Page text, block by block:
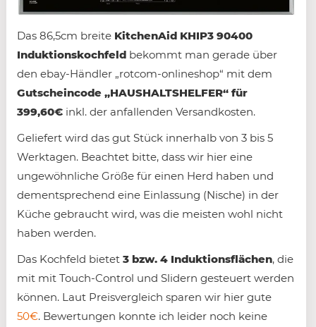
Das 86,5cm breite KitchenAid KHIP3 90400
Induktionskochfeld bekommt man gerade über
den ebay-Händler „rotcom-onlineshop“ mit dem
Gutscheincode „HAUSHALTSHELFER“ für
399,60€ inkl. der anfallenden Versandkosten.
Geliefert wird das gut Stück innerhalb von 3 bis 5
Werktagen. Beachtet bitte, dass wir hier eine
ungewöhnliche Größe für einen Herd haben und
dementsprechend eine Einlassung (Nische) in der
Küche gebraucht wird, was die meisten wohl nicht
haben werden.
Das Kochfeld bietet 3 bzw. 4 Induktionsflächen, die
mit mit Touch-Control und Slidern gesteuert werden
können. Laut Preisvergleich sparen wir hier gute
50€. Bewertungen konnte ich leider noch keine